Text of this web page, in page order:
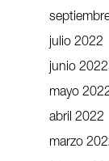
julio 2022
junio 2022
mayo
abril 2022
marzo